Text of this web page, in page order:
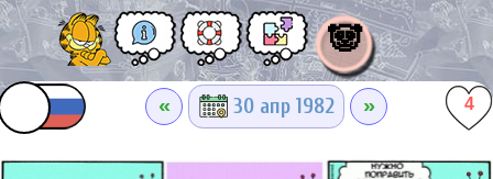
🐼
« 30 апр 1982 » 4